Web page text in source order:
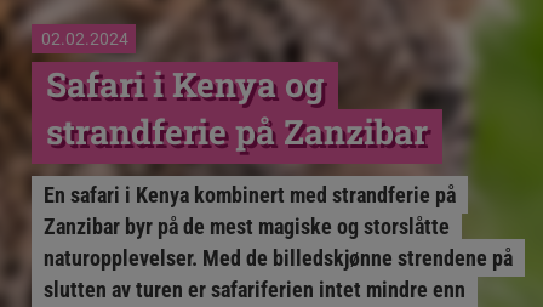
02.02.2024
Safari i Kenya og
strandferie på Zanzibar
En safari i Kenya kombinert med strandferie på
Zanzibar byr på de mest magiske og storslåtte
naturopplevelser. Med de billedskjønne strendene på
slutten av turen er safariferien intet mindre enn